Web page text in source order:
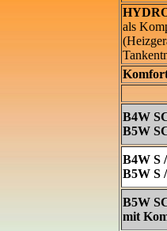
als
B4W
B5W
B4W S
B5W S
B5W
mit